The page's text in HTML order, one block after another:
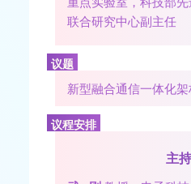
联合研究中心副主任
议题
新型融合通信一体化
议程安排
主